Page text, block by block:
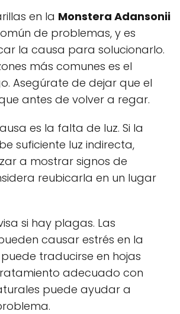
en la Monstera Adansonii
de problemas, y es
la causa para solucionarlo.
más comunes es el
Asegúrate de dejar que el
antes de volver a regar.
es la falta de luz. Si la
suficiente luz indirecta,
a mostrar signos de
reubicarla en un lugar
si hay plagas. Las
causar estrés en la
traducirse en hojas
adecuado con
puede ayudar a